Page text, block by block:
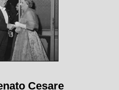
Cesare